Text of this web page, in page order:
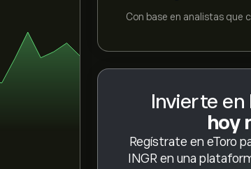
Con base en analistas que
Invierte en
hoy
Regístrate en eToro
INGR en una